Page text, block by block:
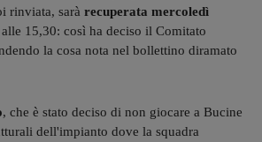
rinviata, sarà recuperata mercoledì
15,30: così ha deciso il Comitato
la cosa nota nel bollettino diramato
, che è stato deciso di non giocare a Bucine
dell'impianto dove la squadra